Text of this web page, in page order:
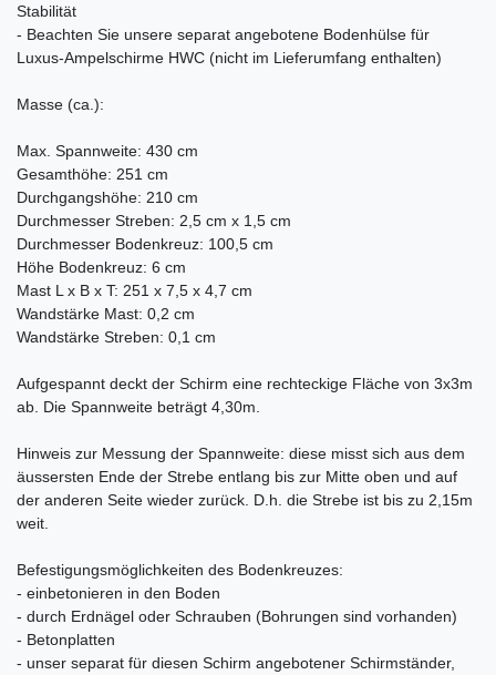
Stabilität
- Beachten Sie unsere separat angebotene Bodenhülse für
Luxus-Ampelschirme HWC (nicht im Lieferumfang enthalten)
Masse (ca.):
Max. Spannweite: 430 cm
Gesamthöhe: 251 cm
Durchgangshöhe: 210 cm
Durchmesser Streben: 2,5 cm x 1,5 cm
Durchmesser Bodenkreuz: 100,5 cm
Höhe Bodenkreuz: 6 cm
Mast L x B x T: 251 x 7,5 x 4,7 cm
Wandstärke Mast: 0,2 cm
Wandstärke Streben: 0,1 cm
Aufgespannt deckt der Schirm eine rechteckige Fläche von 3x3m
ab. Die Spannweite beträgt 4,30m.
Hinweis zur Messung der Spannweite: diese misst sich aus dem
äussersten Ende der Strebe entlang bis zur Mitte oben und auf
der anderen Seite wieder zurück. D.h. die Strebe ist bis zu 2,15m
weit.
Befestigungsmöglichkeiten des Bodenkreuzes:
- einbetonieren in den Boden
- durch Erdnägel oder Schrauben (Bohrungen sind vorhanden)
- Betonplatten
- unser separat für diesen Schirm angebotener Schirmständer,